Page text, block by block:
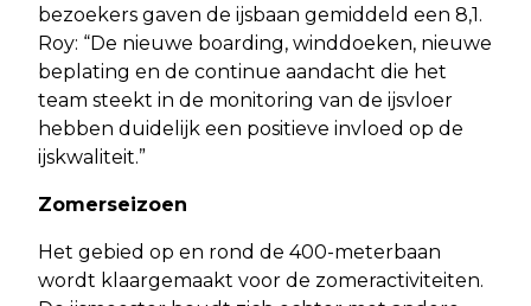
bezoekers gaven de ijsbaan gemiddeld een 8,1.
Roy: “De nieuwe boarding, winddoeken, nieuwe
beplating en de continue aandacht die het
team steekt in de monitoring van de ijsvloer
hebben duidelijk een positieve invloed op de
ijskwaliteit.”
Zomerseizoen
Het gebied op en rond de 400-meterbaan
wordt klaargemaakt voor de zomeractiviteiten.